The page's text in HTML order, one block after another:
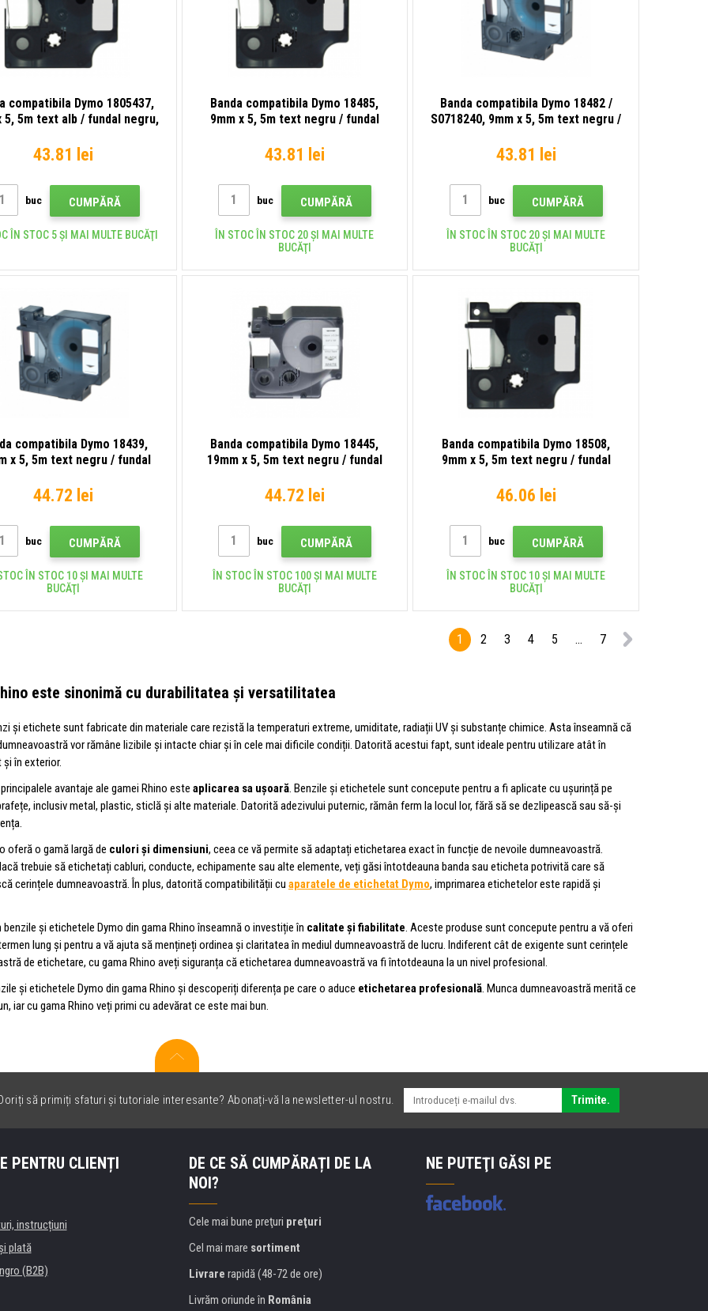
compatibila Dymo 1805437,
5, 5m text alb / fundal negru,
43.81 lei
buc CUMPĂRĂ
ÎN STOC 5 ȘI MAI MULTE BUCĂŢI
Banda compatibila Dymo 18485,
9mm x 5, 5m text negru / fundal
43.81 lei
buc CUMPĂRĂ
ÎN STOC ÎN STOC 20 ȘI MAI MULTE
BUCĂŢI
Banda compatibila Dymo 18482 /
S0718240, 9mm x 5, 5m text negru /
43.81 lei
buc CUMPĂRĂ
ÎN STOC ÎN STOC 20 ȘI MAI MULTE
BUCĂŢI
compatibila Dymo 18439,
x 5, 5m text negru / fundal
44.72 lei
buc CUMPĂRĂ
ÎN STOC 10 ȘI MAI MULTE
BUCĂŢI
Banda compatibila Dymo 18445,
19mm x 5, 5m text negru / fundal
44.72 lei
buc CUMPĂRĂ
ÎN STOC ÎN STOC 100 ȘI MAI MULTE
BUCĂŢI
Banda compatibila Dymo 18508,
9mm x 5, 5m text negru / fundal
46.06 lei
buc CUMPĂRĂ
ÎN STOC ÎN STOC 10 ȘI MAI MULTE
BUCĂŢI
1 2 3 4 5 ... 7
este sinonimă cu durabilitatea și versatilitatea
și etichete sunt fabricate din materiale care rezistă la temperaturi extreme, umiditate, radiații UV și substanțe chimice. Asta înseamnă că
vor rămâne lizibile și intacte chiar și în cele mai dificile condiții. Datorită acestui fapt, sunt ideale pentru utilizare atât în
în exterior.
avantaje ale gamei Rhino este aplicarea sa ușoară . Benzile și etichetele sunt concepute pentru a fi aplicate cu ușurință pe
inclusiv metal, plastic, sticlă și alte materiale. Datorită adezivului puternic, rămân ferm la locul lor, fără să se dezlipească sau să-și
oferă o gamă largă de culori și dimensiuni, ceea ce vă permite să adaptați etichetarea exact în funcție de nevoile dumneavoastră.
trebuie să etichetați cabluri, conducte, echipamente sau alte elemente, veți găsi întotdeauna banda sau eticheta potrivită care să
cerințele dumneavoastră. În plus, datorită compatibilității cu aparatele de etichetat Dymo, imprimarea etichetelor este rapidă și
benzile și etichetele Dymo din gama Rhino înseamnă o investiție în calitate și fiabilitate . Aceste produse sunt concepute pentru a vă oferi
lung și pentru a vă ajuta să mențineți ordinea și claritatea în mediul dumneavoastră de lucru. Indiferent cât de exigente sunt cerințele
de etichetare, cu gama Rhino aveți siguranța că etichetarea dumneavoastră va fi întotdeauna la un nivel profesional.
și etichetele Dymo din gama Rhino și descoperiți diferența pe care o aduce etichetarea profesională . Munca dumneavoastră merită ce
iar cu gama Rhino veți primi cu adevărat ce este mai bun.
să primiți sfaturi și tutoriale interesante? Abonați-vă la newsletter-ul nostru. Trimite.
PENTRU CLIENȚI
instrucțiuni
plată
(B2B)
DE CE SĂ CUMPĂRAȚI DE LA
NOI?
Cele mai bune preţuri preţuri
Cel mai mare sortiment
Livrare rapidă (48-72 de ore)
Livrăm oriunde în România
NE PUTEŢI GĂSI PE